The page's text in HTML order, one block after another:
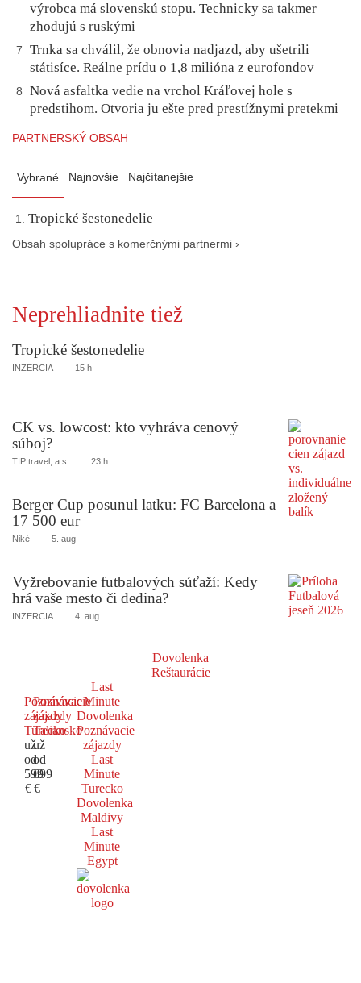
výrobca má slovenskú stopu. Technicky sa takmer
zhodujú s ruskými
7
Trnka sa chválil, že obnovia nadjazd, aby ušetrili
státisíce. Reálne prídu o 1,8 milióna z eurofondov
8
Nová asfaltka vedie na vrchol Kráľovej hole s
predstihom. Otvoria ju ešte pred prestížnymi pretekmi
PARTNERSKÝ OBSAH
Vybrané Najnovšie Najčítanejšie
Tropické šestonedelie
Obsah spolupráce s komerčnými partnermi ›
Neprehliadnite tiež
Tropické šestonedelie
INZERCIA 15 h
CK vs. lowcost: kto vyhráva cenový
súboj?
TIP travel, a.s. 23 h
Berger Cup posunul latku: FC Barcelona a
17 500 eur
Niké 5. aug
Vyžrebovanie futbalových súťaží: Kedy
hrá vaše mesto či dedina?
INZERCIA 4. aug
Dovolenka
Reštaurácie
Poznávacie
zájazdy
Turecko
už
od
599
€
Poznávacie
zájazdy
Taliansko
už
od
699
€
Last
Minute
Dovolenka
Poznávacie
zájazdy
Last
Minute
Turecko
Dovolenka
Maldivy
Last
Minute
Egypt